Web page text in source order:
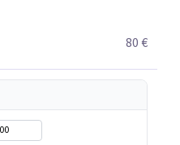
para el bienestar físico y
80 €